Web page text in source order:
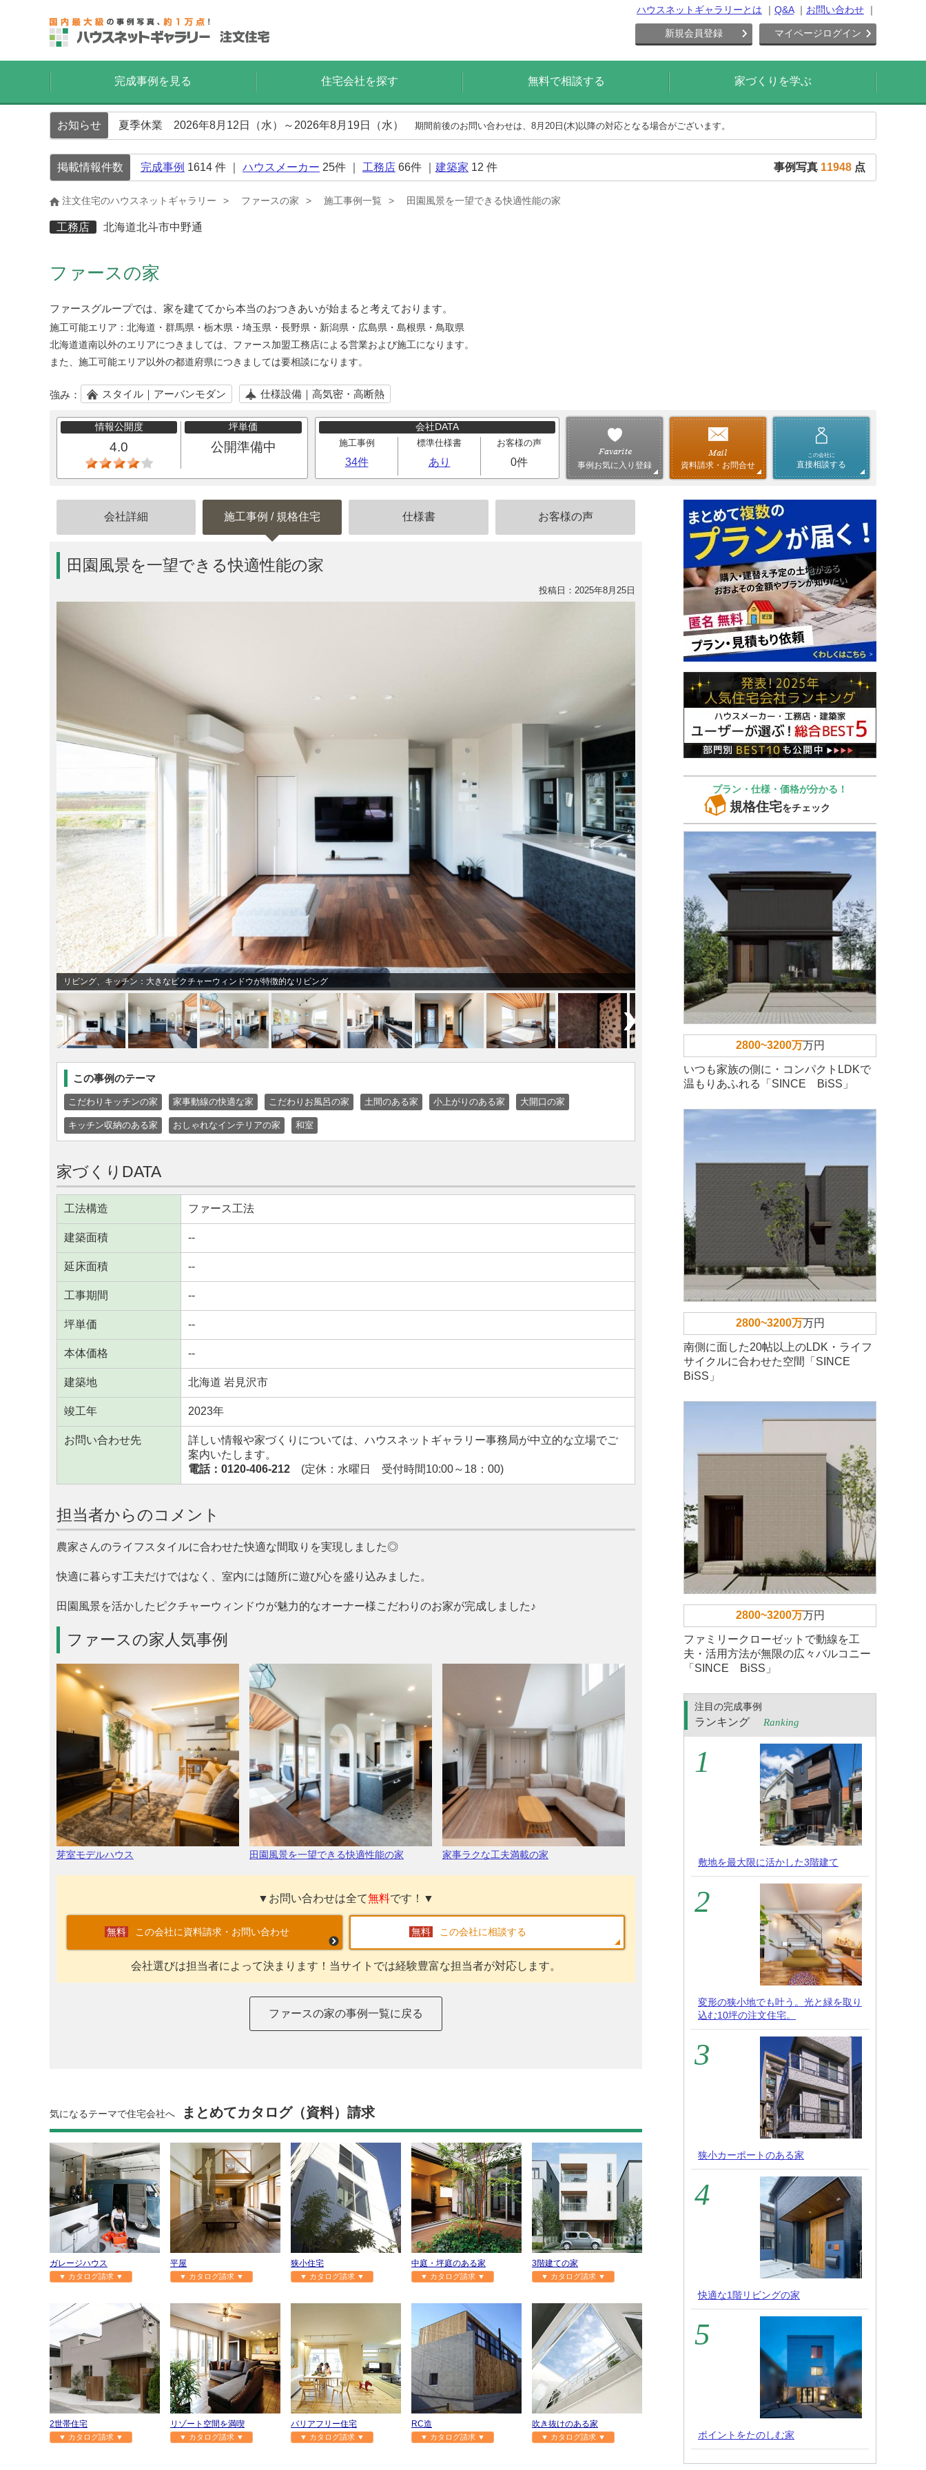
ハウスネットギャラリーとは Q&A お問い合わせ
新規会員登録 マイページログイン
完成事例を見る 住宅会社を探す 無料で相談する 家づくりを学ぶ
お知らせ 夏季休業 2026年8月12日（水）～2026年8月19日（水） 期間前後のお問い合わせは、8月20日(木)以降の対応となる場合がございます。
掲載情報件数 完成事例 1614 件 ｜ ハウスメーカー 25件 ｜ 工務店 66件 ｜ 建築家 12 件 事例写真 11948 点
注文住宅のハウスネットギャラリー ファースの家 施工事例一覧 田園風景を一望できる快適性能の家
工務店 北海道北斗市中野通
ファースの家
ファースグループでは、家を建ててから本当のおつきあいが始まると考えております。
施工可能エリア： 北海道・群馬県・栃木県・埼玉県・長野県・新潟県・広島県・島根県・鳥取県
北海道道南以外のエリアにつきましては、ファース加盟工務店による営業および施工になります。
また、施工可能エリア以外の都道府県につきましては要相談になります。
強み： スタイル｜アーバンモダン 仕様設備｜高気密・高断熱
情報公開度
4.0
坪単価
公開準備中
会社DATA
施工事例
34件
標準仕様書
あり
お客様の声
0件 事例お気に入り登録 資料請求・お問合せ
この会社に
直接相談する
会社詳細 施工事例 / 規格住宅 仕様書 お客様の声
田園風景を一望できる快適性能の家
投稿日：2025年8月25日
リビング、キッチン：大きなピクチャーウィンドウが特徴的なリビング
この事例のテーマ
こだわりキッチンの家 家事動線の快適な家 こだわりお風呂の家 土間のある家 小上がりのある家 大開口の家
キッチン収納のある家 おしゃれなインテリアの家 和室
家づくりDATA
工法構造 ファース工法
建築面積 --
延床面積 --
工事期間 --
坪単価 --
本体価格 --
建築地 北海道 岩見沢市
竣工年 2023年
お問い合わせ先
詳しい情報や家づくりについては、ハウスネットギャラリー事務局が中立的な立場でご
案内いたします。
電話：0120-406-212 (定休：水曜日 受付時間10:00～18：00)
担当者からのコメント
農家さんのライフスタイルに合わせた快適な間取りを実現しました◎
快適に暮らす工夫だけではなく、室内には随所に遊び心を盛り込みました。
田園風景を活かしたピクチャーウィンドウが魅力的なオーナー様こだわりのお家が完成しました♪
ファースの家人気事例
芽室モデルハウス 田園風景を一望できる快適性能の家 家事ラクな工夫満載の家
▼お問い合わせは全て無料です！▼
この会社に資料請求・お問い合わせ この会社に相談する
会社選びは担当者によって決まります！当サイトでは経験豊富な担当者が対応します。
ファースの家の事例一覧に戻る
気になるテーマで住宅会社へ まとめてカタログ（資料）請求
ガレージハウス
▼ カタログ請求 ▼
平屋
▼ カタログ請求 ▼
狭小住宅
▼ カタログ請求 ▼
中庭・坪庭のある家
▼ カタログ請求 ▼
3階建ての家
▼ カタログ請求 ▼
2世帯住宅
▼ カタログ請求 ▼
リゾート空間を満喫
▼ カタログ請求 ▼
バリアフリー住宅
▼ カタログ請求 ▼
RC造
▼ カタログ請求 ▼
吹き抜けのある家
▼ カタログ請求 ▼
プラン・仕様・価格が分かる！
規格住宅をチェック
2800~3200万万円
いつも家族の側に・コンパクトLDKで
温もりあふれる「SINCE BiSS」
2800~3200万万円
南側に面した20帖以上のLDK・ライフ
サイクルに合わせた空間「SINCE
BiSS」
2800~3200万万円
ファミリークローゼットで動線を工
夫・活用方法が無限の広々バルコニー
「SINCE BiSS」
注目の完成事例
ランキング Ranking
敷地を最大限に活かした3階建て
変形の狭小地でも叶う。光と緑を取り
込む10坪の注文住宅。
狭小カーポートのある家
快適な1階リビングの家
ポイントをたのしむ家